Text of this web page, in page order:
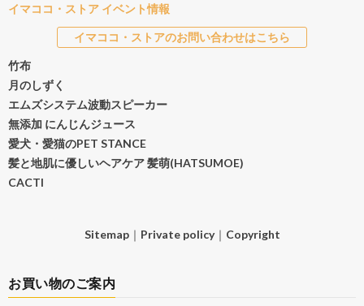
イマココ・ストア イベント情報
イマココ・ストアのお問い合わせはこちら
竹布
月のしずく
エムズシステム波動スピーカー
無添加 にんじんジュース
愛犬・愛猫のPET STANCE
髪と地肌に優しいヘアケア 髪萌(HATSUMOE)
CACTI
Sitemap｜ Private policy｜ Copyright
お買い物のご案内